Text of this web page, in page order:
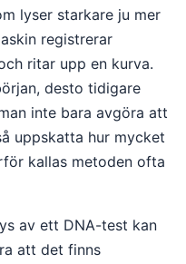
lyser starkare ju mer
registrerar
ritar upp en kurva.
desto tidigare
inte bara avgöra att
uppskatta hur mycket
kallas metoden ofta
av ett DNA-test kan
att det finns